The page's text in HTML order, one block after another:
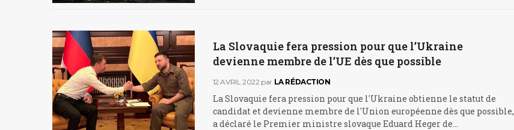
La Slovaquie fera pression pour que l’Ukraine
devienne membre de l’UE dès que possible
12 AVRIL 2022 par LA RÉDACTION
La Slovaquie fera pression pour que l'Ukraine obtienne le statut de
candidat et devienne membre de l'Union européenne dès que possible,
a déclaré le Premier ministre slovaque Eduard Heger de…